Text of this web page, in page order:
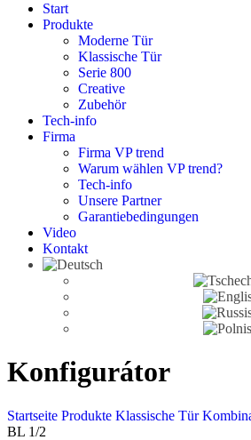
Start
Produkte
Moderne Tür
Klassische Tür
Serie 800
Creative
Zubehör
Tech-info
Firma
Firma VP trend
Warum wählen VP trend?
Tech-info
Unsere Partner
Garantiebedingungen
Video
Kontakt
Konfigurátor
Startseite Produkte Klassische Tür
BL 1/2